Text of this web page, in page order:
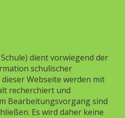
dient vorwiegend der
schulischer
Webseite werden mit
recherchiert und
Bearbeitungsvorgang sind
Es wird daher keine